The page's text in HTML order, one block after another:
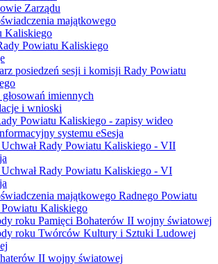
Zarządu
majątkowego
Kaliskiego
Powiatu Kaliskiego
posiedzeń sesji i komisji Rady Powiatu
imiennych
i wnioski
Powiatu Kaliskiego - zapisy wideo
systemu eSesja
Uchwał Rady Powiatu Kaliskiego - VII
Uchwał Rady Powiatu Kaliskiego - VI
majątkowego Radnego Powiatu
Powiatu Kaliskiego
roku Pamięci Bohaterów II wojny światowej
roku Twórców Kultury i Sztuki Ludowej
II wojny światowej